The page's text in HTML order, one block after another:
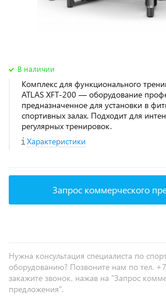
В наличии
Комплекс для функционального
ATLAS XFT-200 — оборудование
предназначенное для установки в
спортивных залах. Подходит для
регулярных тренировок.
Характеристики
Запрос коммерческого
Нужна консультация специалиста по
оборудованию? Позвоните нам по тел.
закажите звонок, нажав на "Запрос
предложения".